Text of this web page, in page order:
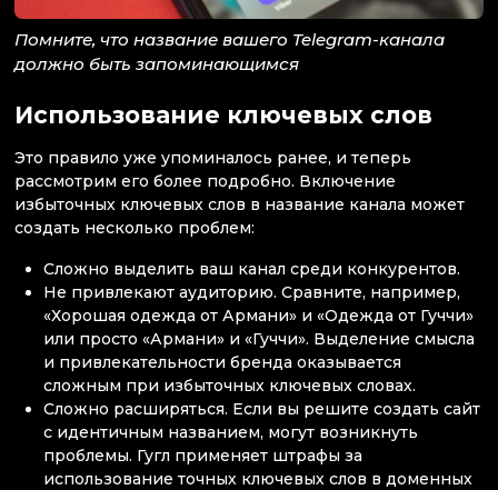
Помните, что название вашего Telegram-канала
должно быть запоминающимся
Использование ключевых слов
Это правило уже упоминалось ранее, и теперь
рассмотрим его более подробно. Включение
избыточных ключевых слов в название канала может
создать несколько проблем:
Сложно выделить ваш канал среди конкурентов.
Не привлекают аудиторию. Сравните, например,
«Хорошая одежда от Армани» и «Одежда от Гуччи»
или просто «Армани» и «Гуччи». Выделение смысла
и привлекательности бренда оказывается
сложным при избыточных ключевых словах.
Сложно расширяться. Если вы решите создать сайт
с идентичным названием, могут возникнуть
проблемы. Гугл применяет штрафы за
использование точных ключевых слов в доменных